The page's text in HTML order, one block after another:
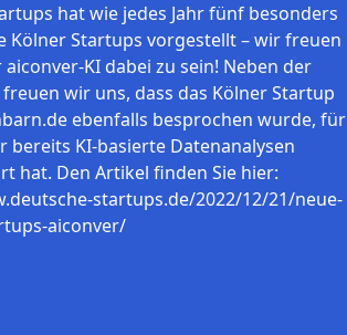
hat wie jedes Jahr fünf besonders
Kölner Startups vorgestellt – wir freuen
KI dabei zu sein! Neben der
wir uns, dass das Kölner Startup
ebenfalls besprochen wurde, für
bereits KI-basierte Datenanalysen
hat. Den Artikel finden Sie hier:
startups.de/2022/12/21/neue-
aiconver/